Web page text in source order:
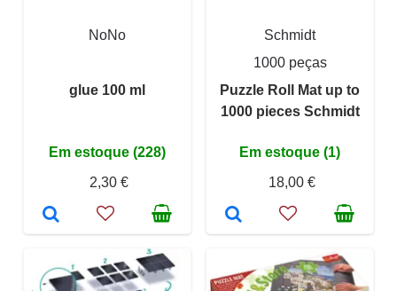
NoNo
glue 100 ml
Em estoque (228)
2,30 €
Schmidt
1000 peças
Puzzle Roll Mat up to
1000 pieces Schmidt
Em estoque (1)
18,00 €